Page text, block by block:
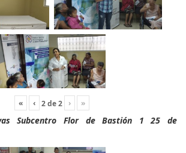
« ‹ 2de2 › »
Subcentro Flor de Bastión 1 25 de